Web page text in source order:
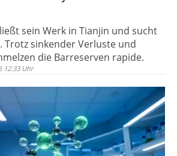
sein Werk in Tianjin und sucht
Trotz sinkender Verluste und
die Barreserven rapide.
12:33 Uhr